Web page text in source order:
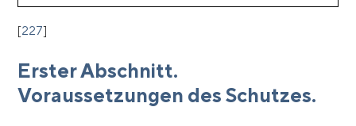
[227]
Erster Abschnitt.
Voraussetzungen des Schutzes.